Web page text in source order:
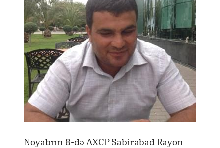
Noyabrın 8-də AXCP Sabirabad Rayon